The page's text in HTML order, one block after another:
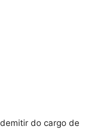
do cargo de